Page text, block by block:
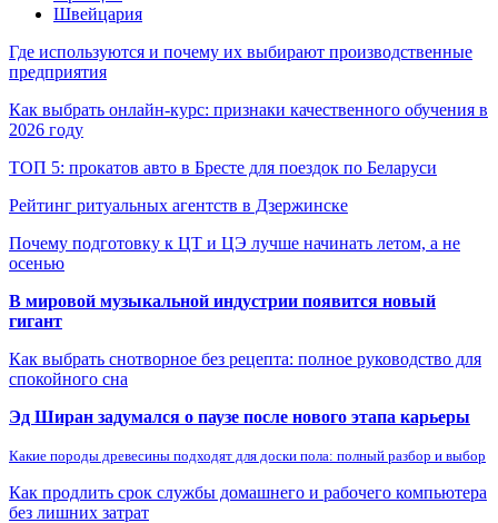
Швейцария
Где используются и почему их выбирают производственные
предприятия
Как выбрать онлайн-курс: признаки качественного обучения в
2026 году
ТОП 5: прокатов авто в Бресте для поездок по Беларуси
Рейтинг ритуальных агентств в Дзержинске
Почему подготовку к ЦТ и ЦЭ лучше начинать летом, а не
осенью
В мировой музыкальной индустрии появится новый
гигант
Как выбрать снотворное без рецепта: полное руководство для
спокойного сна
Эд Ширан задумался о паузе после нового этапа карьеры
Какие породы древесины подходят для доски пола: полный разбор и выбор
Как продлить срок службы домашнего и рабочего компьютера
без лишних затрат